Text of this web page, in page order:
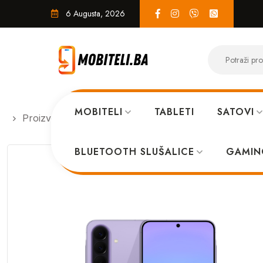
6 Augusta, 2026
MOBITELI TABLETI SATOVI
BLUETOOTH SLUŠALICE
Proizvodi MOBITELI Samsung A57 8GB 128GB